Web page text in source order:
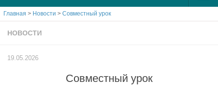
О РГУ СоцТех
Учёный совет
Контакты РГУ СоцТех
Главная > Новости > Совместный урок
НОВОСТИ
19.05.2026
Совместный урок